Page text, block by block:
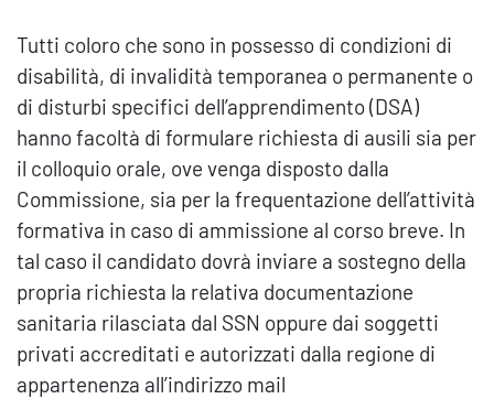
Tutti coloro che sono in possesso di condizioni di
disabilità, di invalidità temporanea o permanente o
di disturbi specifici dell’apprendimento (DSA)
hanno facoltà di formulare richiesta di ausili sia per
il colloquio orale, ove venga disposto dalla
Commissione, sia per la frequentazione dell’attività
formativa in caso di ammissione al corso breve. In
tal caso il candidato dovrà inviare a sostegno della
propria richiesta la relativa documentazione
sanitaria rilasciata dal SSN oppure dai soggetti
privati accreditati e autorizzati dalla regione di
appartenenza all’indirizzo mail